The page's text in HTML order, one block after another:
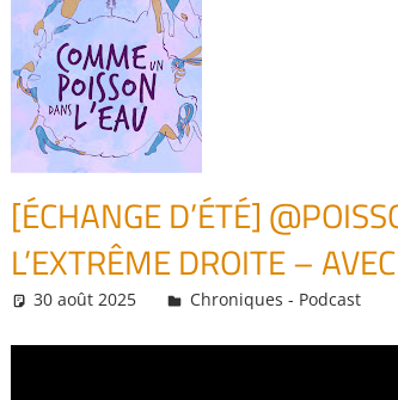
[ÉCHANGE D’ÉTÉ]
L’EXTRÊME DROITE –
30 août 2025 Daniel
Chroniques - Podcast